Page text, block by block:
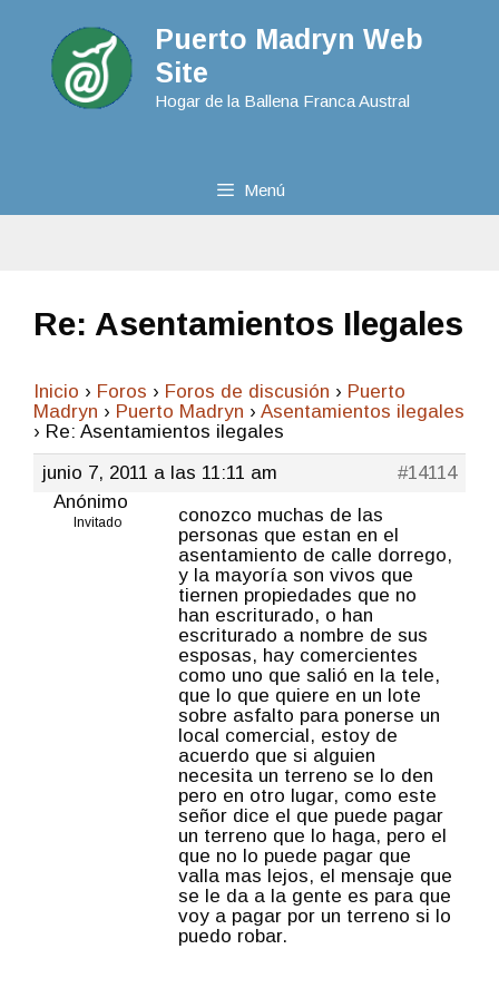
Puerto Madryn Web
Site
Hogar de la Ballena Franca Austral
Menú
Re: Asentamientos Ilegales
Inicio › Foros › Foros de discusión › Puerto
Madryn › Puerto Madryn › Asentamientos ilegales
› Re: Asentamientos ilegales
junio 7, 2011 a las 11:11 am
#14114
Anónimo
Invitado
conozco muchas de las
personas que estan en el
asentamiento de calle dorrego,
y la mayoría son vivos que
tiernen propiedades que no
han escriturado, o han
escriturado a nombre de sus
esposas, hay comercientes
como uno que salió en la tele,
que lo que quiere en un lote
sobre asfalto para ponerse un
local comercial, estoy de
acuerdo que si alguien
necesita un terreno se lo den
pero en otro lugar, como este
señor dice el que puede pagar
un terreno que lo haga, pero el
que no lo puede pagar que
valla mas lejos, el mensaje que
se le da a la gente es para que
voy a pagar por un terreno si lo
puedo robar.